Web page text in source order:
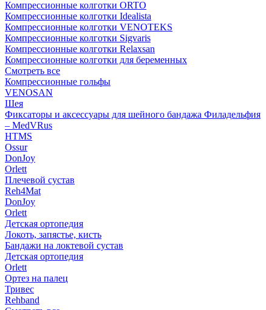
Компрессионные колготки ORTO
Компрессионные колготки Idealista
Компрессионные колготки VENOTEKS
Компрессионные колготки Sigvaris
Компрессионные колготки Relaxsan
Компрессионные колготки для беременных
Смотреть все
Компрессионные гольфы
VENOSAN
Шея
Фиксаторы и аксессуары для шейного бандажа Филадельфия
– MedVRus
HTMS
Ossur
DonJoy
Orlett
Плечевой сустав
Reh4Mat
DonJoy
Orlett
Детская ортопедия
Локоть, запястье, кисть
Бандажи на локтевой сустав
Детская ортопедия
Orlett
Ортез на палец
Тривес
Rehband